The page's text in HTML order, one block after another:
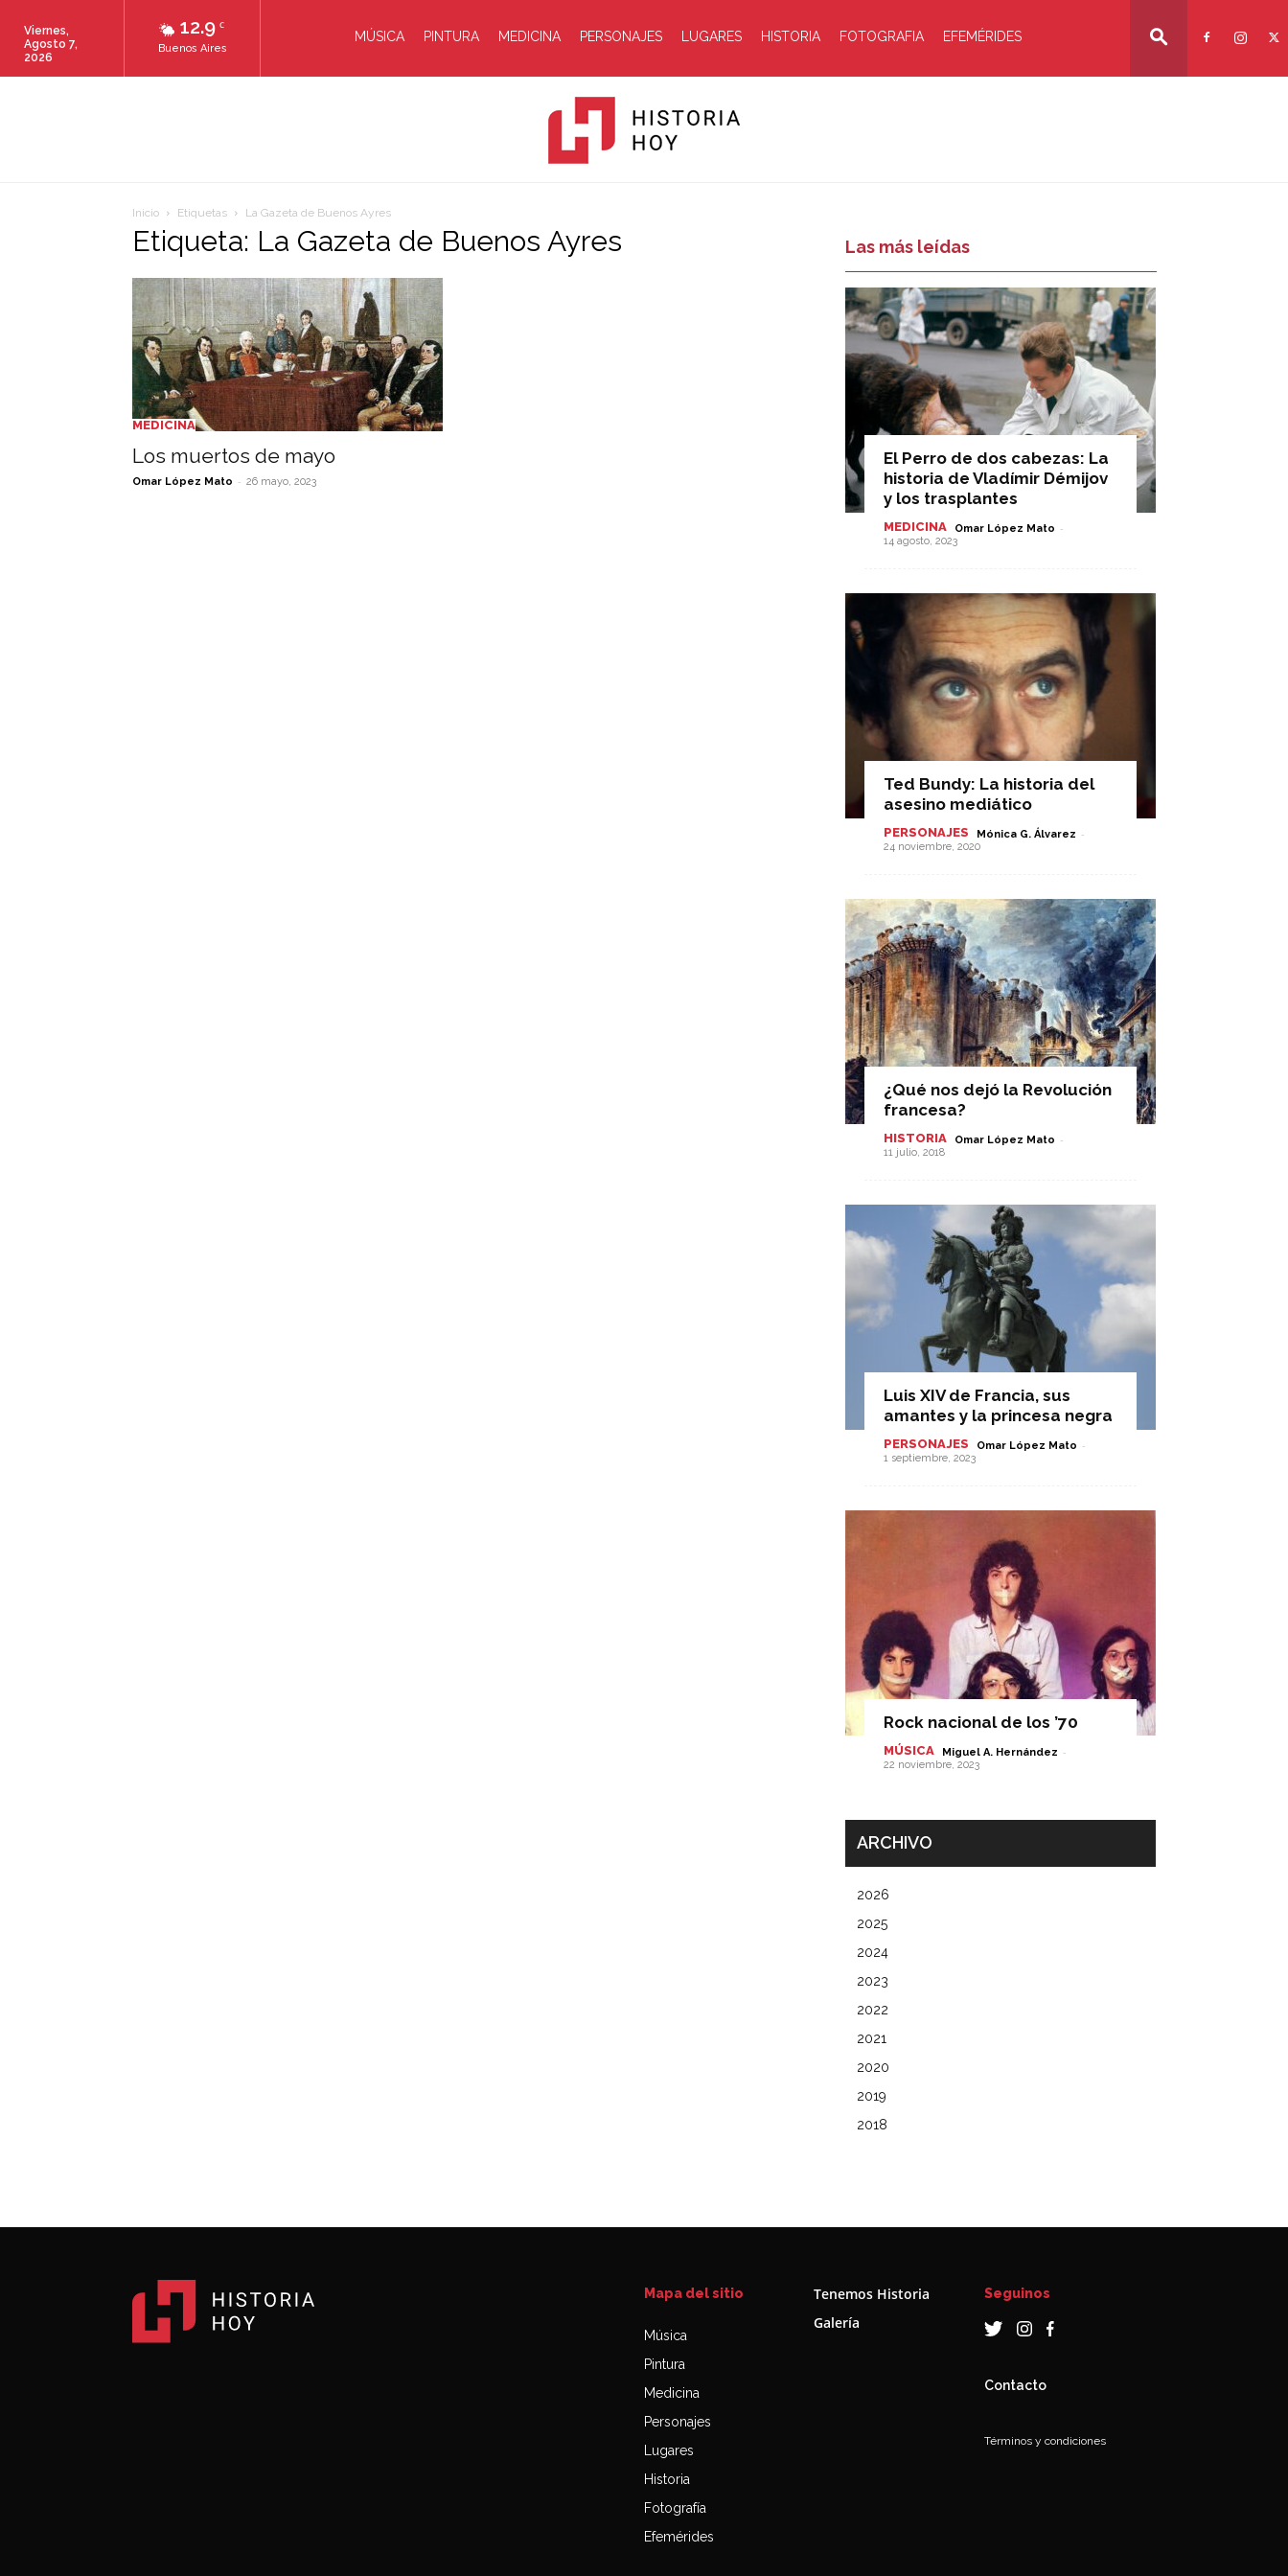
12.9 C
Buenos Aires
Viernes,
Agosto 7,
2026
MÚSICA PINTURA MEDICINA PERSONAJES LUGARES HISTORIA FOTOGRAFIA EFEMÉRIDES
Inicio Etiquetas La Gazeta de Buenos Ayres
Etiqueta: La Gazeta de Buenos Ayres
MEDICINA
Los muertos de mayo
Omar López Mato - 26 mayo, 2023
Las más leídas
El Perro de dos cabezas: La
historia de Vladímir Démijov
y los trasplantes
MEDICINA Omar López Mato -
14 agosto, 2023
Ted Bundy: La historia del
asesino mediático
PERSONAJES Mónica G. Álvarez -
24 noviembre, 2020
¿Qué nos dejó la Revolución
francesa?
HISTORIA Omar López Mato -
11 julio, 2018
Luis XIV de Francia, sus
amantes y la princesa negra
PERSONAJES Omar López Mato -
1 septiembre, 2023
Rock nacional de los ’70
MÚSICA Miguel A. Hernández -
22 noviembre, 2023
ARCHIVO
2026
2025
2024
2023
2022
2021
2020
2019
2018
Mapa del sitio
Música
Pintura
Medicina
Personajes
Lugares
Historia
Fotografía
Efemérides
Tenemos Historia
Galería
Seguinos
Contacto
Términos y condiciones